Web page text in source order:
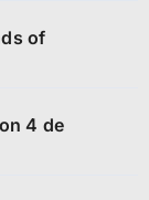
of
4 de